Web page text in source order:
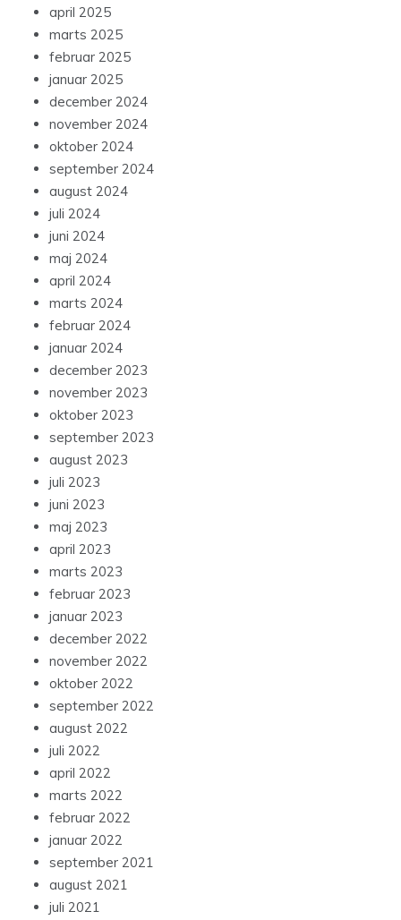
april 2025
marts 2025
februar 2025
januar 2025
december 2024
november 2024
oktober 2024
september 2024
august 2024
juli 2024
juni 2024
maj 2024
april 2024
marts 2024
februar 2024
januar 2024
december 2023
november 2023
oktober 2023
september 2023
august 2023
juli 2023
juni 2023
maj 2023
april 2023
marts 2023
februar 2023
januar 2023
december 2022
november 2022
oktober 2022
september 2022
august 2022
juli 2022
april 2022
marts 2022
februar 2022
januar 2022
september 2021
august 2021
juli 2021